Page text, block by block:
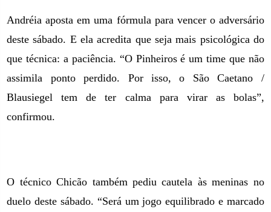
Andréia aposta em uma fórmula para vencer o adversário
deste sábado. E ela acredita que seja mais psicológica do
que técnica: a paciência. “O Pinheiros é um time que não
assimila ponto perdido. Por isso, o São Caetano /
Blausiegel tem de ter calma para virar as bolas”,
confirmou.
O técnico Chicão também pediu cautela às meninas no
duelo deste sábado. “Será um jogo equilibrado e marcado